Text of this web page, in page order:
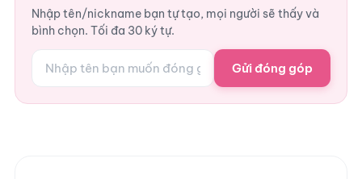
Nhập tên/nickname bạn tự tạo, mọi người sẽ thấy và
bình chọn. Tối đa 30 ký tự.
Gửi đóng góp